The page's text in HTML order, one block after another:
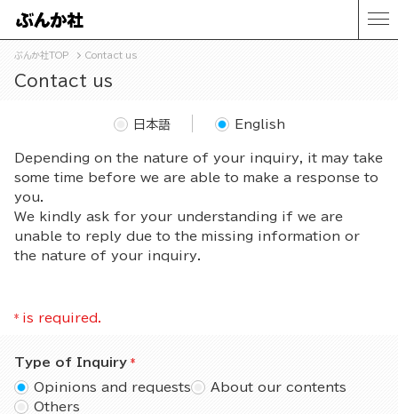
ぶんか社TOP Contact us
Contact us
Depending on the nature of your inquiry, it may take
some time before we are able to make a response to
you.
We kindly ask for your understanding if we are
unable to reply due to the missing information or
the nature of your inquiry.
日本語 English
* is required.
Type of Inquiry
Opinions and requests
About our contents
Others